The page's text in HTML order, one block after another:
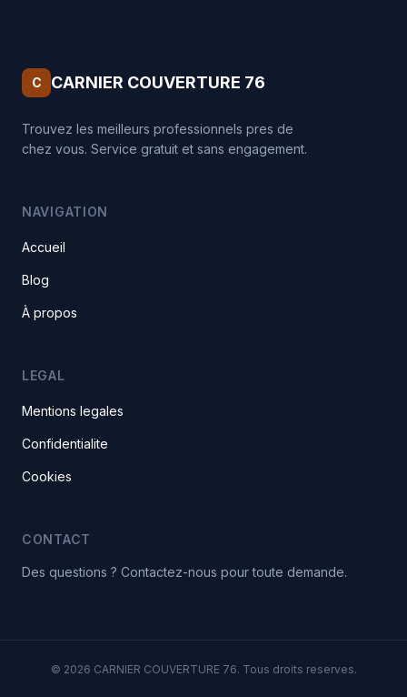
C CARNIER COUVERTURE 76
Trouvez les meilleurs professionnels pres de
chez vous. Service gratuit et sans engagement.
NAVIGATION
Accueil
Blog
À propos
LEGAL
Mentions legales
Confidentialite
Cookies
CONTACT
Des questions ? Contactez-nous pour toute demande.
© 2026 CARNIER COUVERTURE 76. Tous droits reserves.